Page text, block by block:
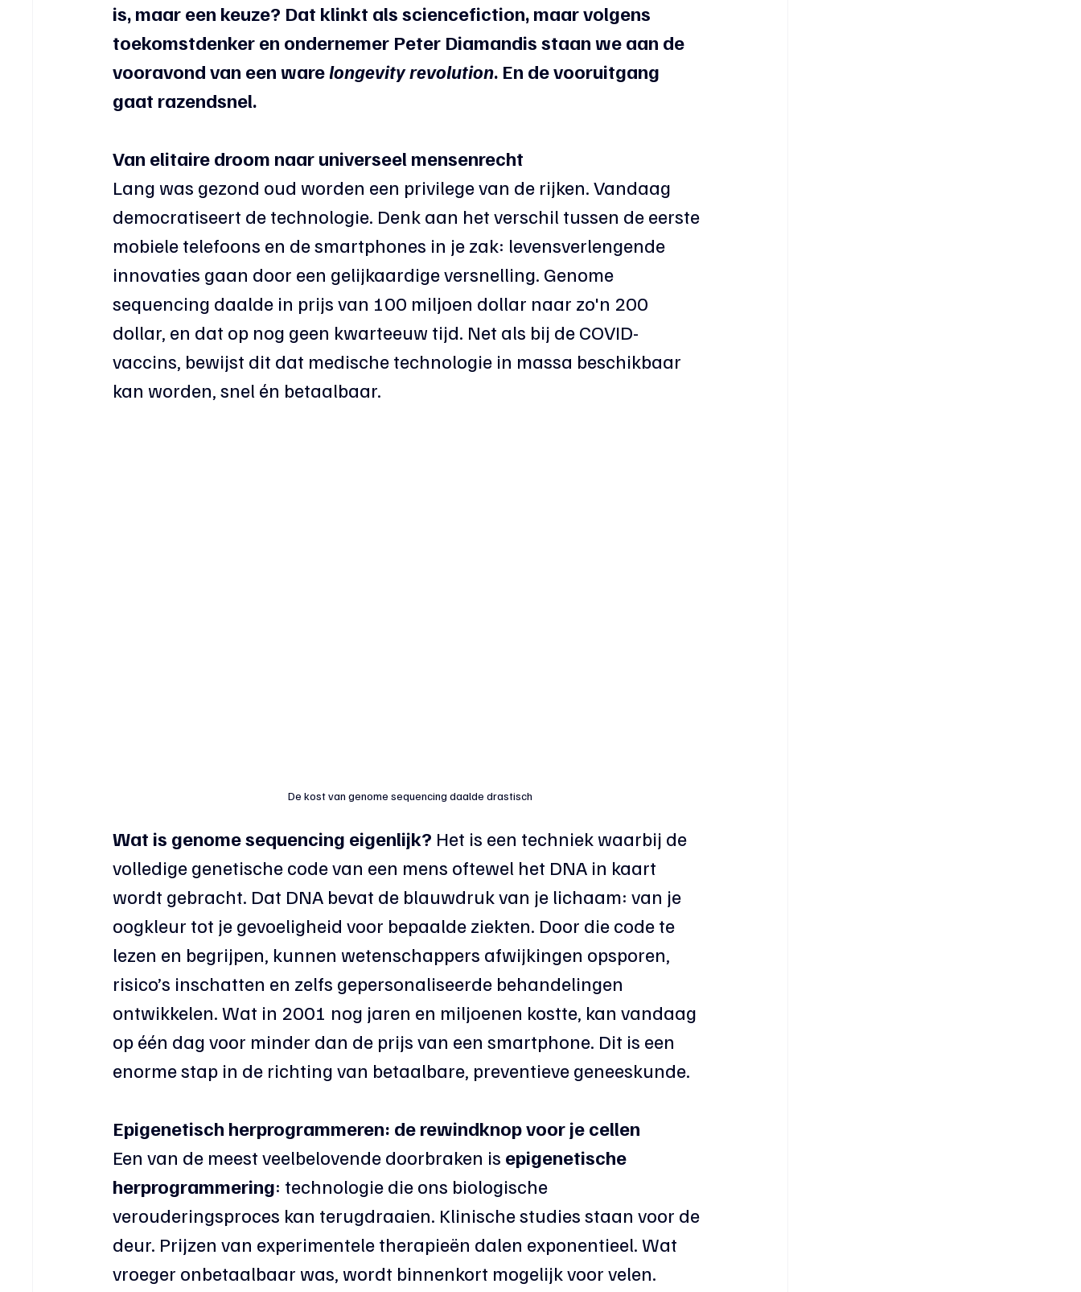
is, maar een keuze? Dat klinkt als sciencefiction, maar volgens
toekomstdenker en ondernemer Peter Diamandis staan we aan de
vooravond van een ware longevity revolution. En de vooruitgang
gaat razendsnel.
Van elitaire droom naar universeel mensenrecht
Lang was gezond oud worden een privilege van de rijken. Vandaag
democratiseert de technologie. Denk aan het verschil tussen de eerste
mobiele telefoons en de smartphones in je zak: levensverlengende
innovaties gaan door een gelijkaardige versnelling. Genome
sequencing daalde in prijs van 100 miljoen dollar naar zo'n 200
dollar, en dat op nog geen kwarteeuw tijd. Net als bij de COVID-
vaccins, bewijst dit dat medische technologie in massa beschikbaar
kan worden, snel én betaalbaar.
De kost van genome sequencing daalde drastisch
Wat is genome sequencing eigenlijk? Het is een techniek waarbij de
volledige genetische code van een mens oftewel het DNA in kaart
wordt gebracht. Dat DNA bevat de blauwdruk van je lichaam: van je
oogkleur tot je gevoeligheid voor bepaalde ziekten. Door die code te
lezen en begrijpen, kunnen wetenschappers afwijkingen opsporen,
risico’s inschatten en zelfs gepersonaliseerde behandelingen
ontwikkelen. Wat in 2001 nog jaren en miljoenen kostte, kan vandaag
op één dag voor minder dan de prijs van een smartphone. Dit is een
enorme stap in de richting van betaalbare, preventieve geneeskunde.
Epigenetisch herprogrammeren: de rewindknop voor je cellen
Een van de meest veelbelovende doorbraken is epigenetische
herprogrammering: technologie die ons biologische
verouderingsproces kan terugdraaien. Klinische studies staan voor de
deur. Prijzen van experimentele therapieën dalen exponentieel. Wat
vroeger onbetaalbaar was, wordt binnenkort mogelijk voor velen.